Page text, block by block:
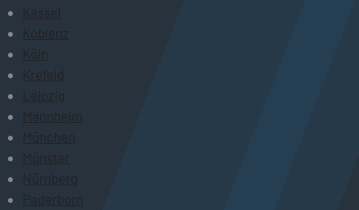
Kassel
Koblenz
Köln
Krefeld
Leipzig
Mannheim
München
Münster
Nürnberg
Paderborn